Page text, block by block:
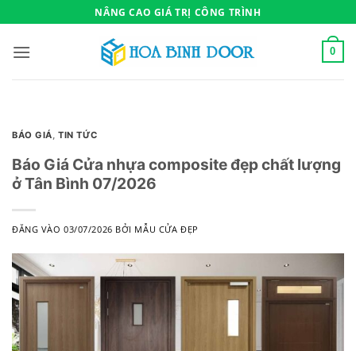
qua
nội
NÂNG CAO GIÁ TRỊ CÔNG TRÌNH
0
BÁO GIÁ,TIN TỨC
Báo Giá Cửa nhựa composite đẹp chất lượng
ở Tân Bình 07/2026
ĐĂNG VÀO03/07/2026 BỞI MẪU CỬA ĐẸP